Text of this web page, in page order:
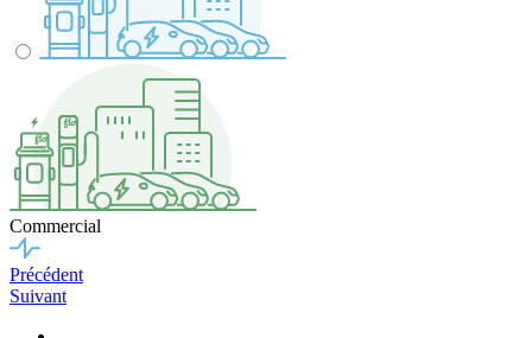
Commercial
Précédent
Suivant